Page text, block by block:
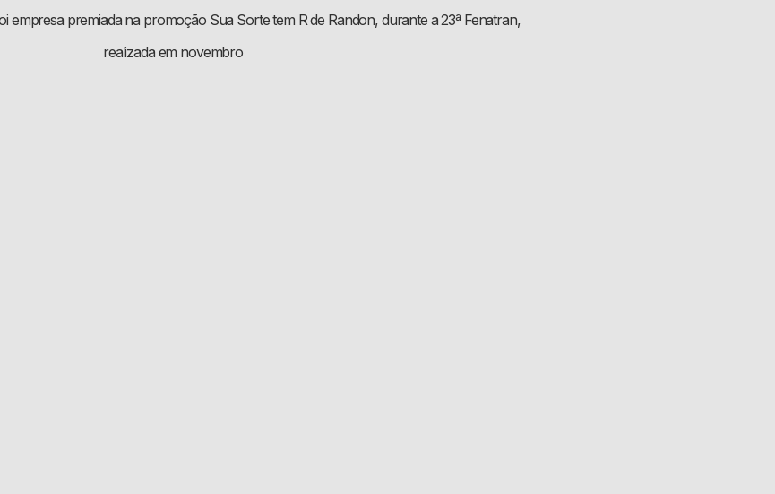
empresa premiada na promoção Sua Sorte tem R de Randon, durante a 23ª Fenatran,
realizada em novembro